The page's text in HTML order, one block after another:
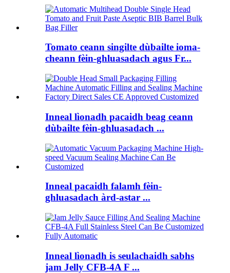
Tomato ceann singilte dùbailte ioma-
cheann fèin-ghluasadach agus Fr...
Inneal lìonadh pacaidh beag ceann
dùbailte fèin-ghluasadach ...
Inneal pacaidh falamh fèin-
ghluasadach àrd-astar ...
Inneal lìonadh is seulachaidh sabhs
jam Jelly CFB-4A F ...